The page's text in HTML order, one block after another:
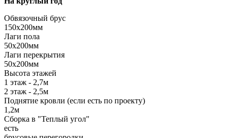
Обвязочный брус
150х200мм
Лаги пола
50х200мм
Лаги перекрытия
50х200мм
Высота этажей
1 этаж - 2,7м
2 этаж - 2,5м
Поднятие кровли (если есть по проекту)
1,2м
Сборка в "Теплый угол"
есть